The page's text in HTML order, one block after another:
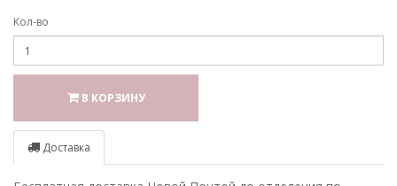
Кол-во
В КОРЗИНУ
Доставка